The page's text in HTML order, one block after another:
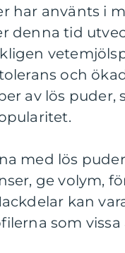
har använts i
denna tid
och
av lös
med lös
ge volym,
kan
som